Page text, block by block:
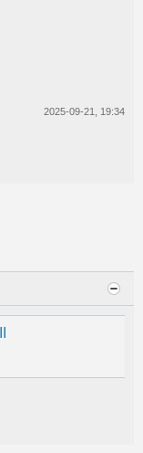
2025-09-21, 19:34